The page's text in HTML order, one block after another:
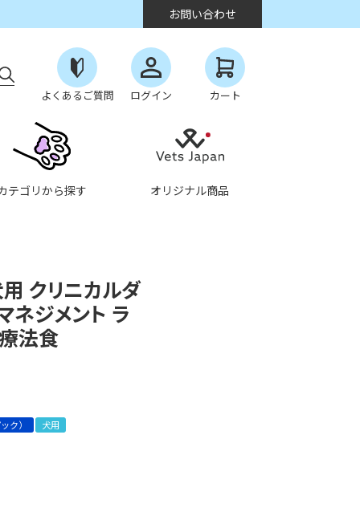
お問い合わせ
よくあるご質問 ログイン カート
テゴリから探す オリジナル商品
クリニカルダ
ネジメント ラ
法食
ク） 犬用